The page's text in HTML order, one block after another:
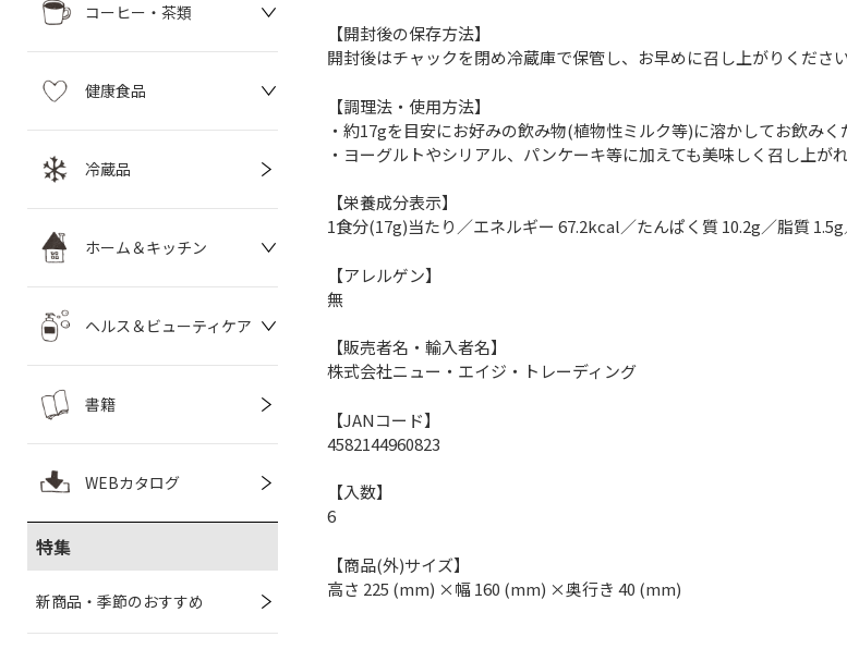
コーヒー・茶類
健康食品
冷蔵品
ホーム＆キッチン
ヘルス＆ビューティケア
書籍
WEBカタログ
特集
新商品・季節のおすすめ
【開封後の保存方法】
開封後はチャックを閉め冷蔵庫で保管し、お早めに召し上がりください
【調理法・使用方法】
・約17gを目安にお好みの飲み物(植物性ミルク等)に溶かしてお飲みく
・ヨーグルトやシリアル、パンケーキ等に加えても美味しく召し上がれ
【栄養成分表示】
1食分(17g)当たり／エネルギー 67.2kcal／たんぱく質 10.2g／脂質
【アレルゲン】
無
【販売者名・輸入者名】
株式会社ニュー・エイジ・トレーディング
【JANコード】
4582144960823
【入数】
6
【商品(外)サイズ】
高さ 225 (mm) ×幅 160 (mm) ×奥行き 40 (mm)